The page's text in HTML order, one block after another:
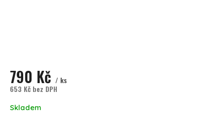
790 Kč / ks
653 Kč bez DPH
Měrná cena:
Skladem